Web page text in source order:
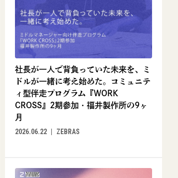
社長が一人で背負っていた未来を、ミ
ドルが一緒に考え始めた。コミュニテ
ィ型伴走プログラム『WORK
CROSS』2期参加・福井製作所の9ヶ
月
2026.06.22
ZEBRAS